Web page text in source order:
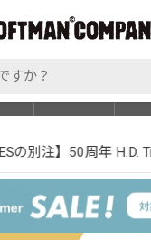
の別注】50周年 H.D.